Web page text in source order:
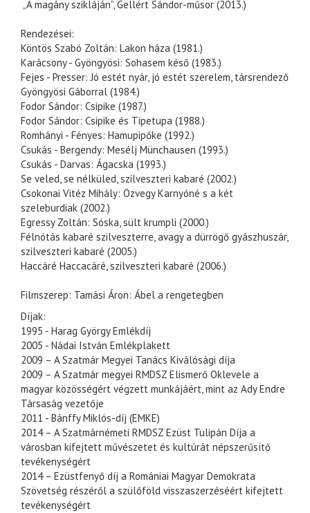
„A magány szikláján”, Gellért Sándor-műsor (2013.)
Rendezései:
Köntös Szabó Zoltán: Lakon háza (1981.)
Karácsony - Gyöngyösi: Sohasem késő (1983.)
Fejes - Presser: Jó estét nyár, jó estét szerelem, társrendező
Gyöngyösi Gáborral (1984.)
Fodor Sándor: Csipike (1987.)
Fodor Sándor: Csipike és Tipetupa (1988.)
Romhányi - Fényes: Hamupipőke (1992.)
Csukás - Bergendy: Mesélj Münchausen (1993.)
Csukás - Darvas: Ágacska (1993.)
Se veled, se nélküled, szilveszteri kabaré (2002.)
Csokonai Vitéz Mihály: Özvegy Karnyóné s a két
szeleburdiak (2002.)
Egressy Zoltán: Sóska, sült krumpli (2000.)
Félnótás kabaré szilveszterre, avagy a dürrögő gyászhuszár,
szilveszteri kabaré (2005.)
Haccáré Haccacáré, szilveszteri kabaré (2006.)
Filmszerep: Tamási Áron: Ábel a rengetegben
Díjak:
1995 - Harag György Emlékdíj
2005 - Nádai István Emlékplakett
2009 – A Szatmár Megyei Tanács Kiválósági díja
2009 – A Szatmár megyei RMDSZ Elismerő Oklevele a
magyar közösségért végzett munkájáért, mint az Ady Endre
Társaság vezetője
2011 - Bánffy Miklós-díj (EMKE)
2014 – A Szatmárnémeti RMDSZ Ezüst Tulipán Díja a
városban kifejtett művészetet és kultúrát népszerűsítő
tevékenységért
2014 – Ezüstfenyő díj a Romániai Magyar Demokrata
Szövetség részéről a szülőföld visszaszerzéséért kifejtett
tevékenységért